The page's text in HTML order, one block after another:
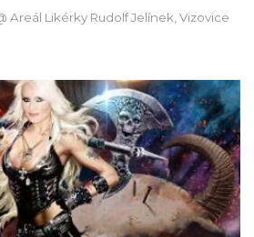
Areál Likérky Rudolf Jelínek, Vizovice